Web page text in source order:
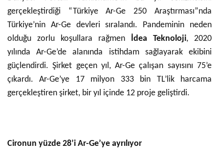
gerçekleştirdiği “Türkiye Ar-Ge 250 Araştırması”nda
Türkiye’nin Ar-Ge devleri sıralandı. Pandeminin neden
olduğu zorlu koşullara rağmen İdea Teknoloji, 2020
yılında Ar-Ge’de alanında istihdam sağlayarak ekibini
güçlendirdi. Şirket geçen yıl, Ar-Ge çalışan sayısını 75’e
çıkardı. Ar-Ge’ye 17 milyon 333 bin TL’lik harcama
gerçekleştiren şirket, bir yıl içinde 12 proje geliştirdi.
Cironun yüzde 28’i Ar-Ge’ye ayrılıyor